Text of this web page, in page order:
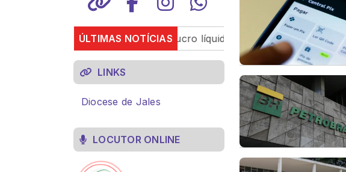
ÚLTIMAS NOTÍCIAS
Petrobras tem lucro líquido de R$ 52,4 bi no segundo
LINKS
Diocese de Jales
LOCUTOR ONLINE